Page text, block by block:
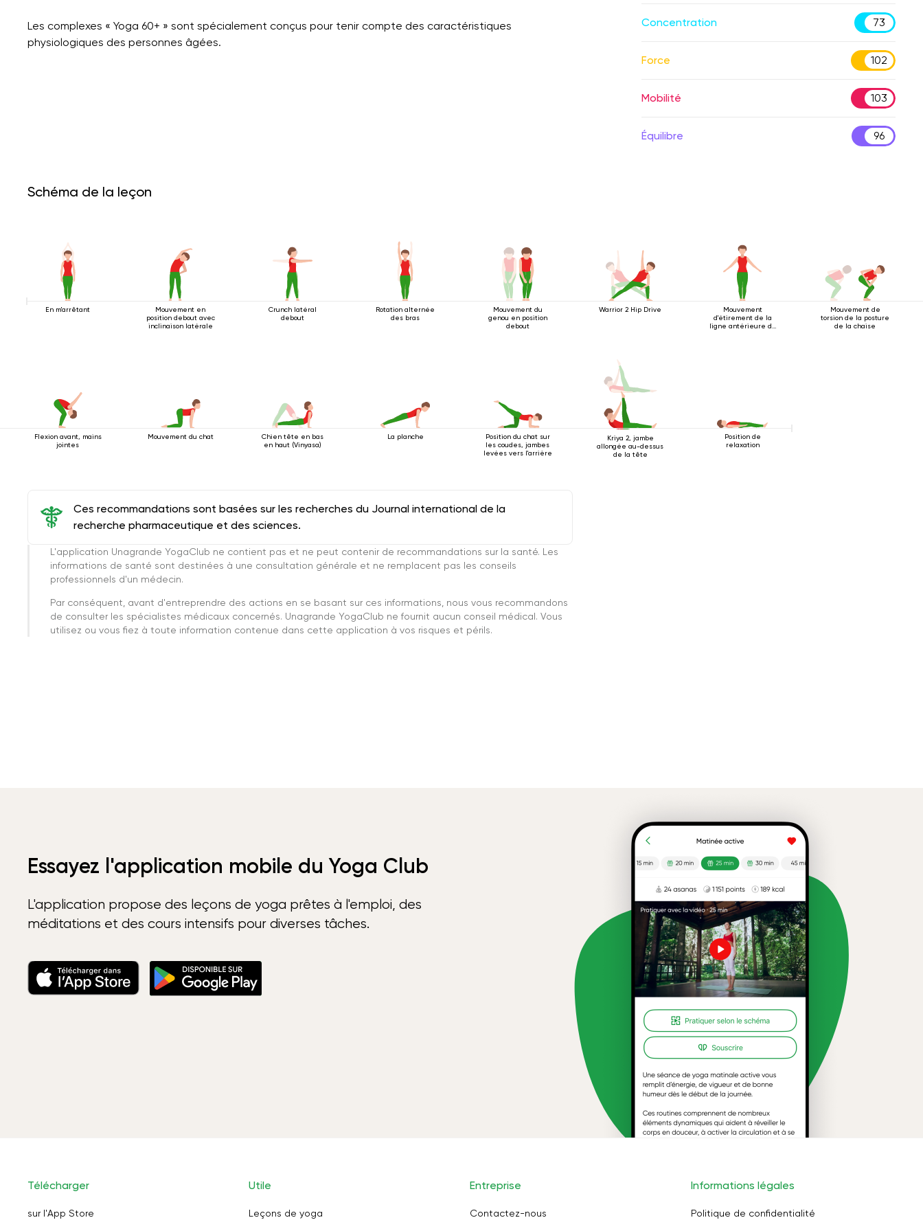
Les complexes « Yoga 60+ » sont spécialement conçus pour tenir compte des caractéristiques
physiologiques des personnes âgées.
Concentration 73
Force 102
Mobilité 103
Équilibre 96
Schéma de la leçon
En m'arrêtant
Mouvement en
position debout avec
inclinaison latérale
Crunch latéral
debout
Rotation alternée
des bras
Mouvement du
genou en position
debout
Warrior 2 Hip Drive
Mouvement
d'étirement de la
ligne antérieure du
Mouvement de
torsion de la posture
de la chaise
Flexion avant, mains
jointes
Mouvement du chat
Chien tête en bas
en haut (Vinyasa)
La planche
Position du chat sur
les coudes, jambes
levées vers l'arrière
Kriya 2, jambe
allongée au-dessus
de la tête
Position de
relaxation
Ces recommandations sont basées sur les recherches du Journal international de la
recherche pharmaceutique et des sciences.
L'application Unagrande YogaClub ne contient pas et ne peut contenir de recommandations sur la santé. Les
informations de santé sont destinées à une consultation générale et ne remplacent pas les conseils
professionnels d'un médecin.
Par conséquent, avant d'entreprendre des actions en se basant sur ces informations, nous vous recommandons
de consulter les spécialistes médicaux concernés. Unagrande YogaClub ne fournit aucun conseil médical. Vous
utilisez ou vous fiez à toute information contenue dans cette application à vos risques et périls.
Essayez l'application mobile du Yoga Club
L'application propose des leçons de yoga prêtes à l'emploi, des
méditations et des cours intensifs pour diverses tâches.
Télécharger
sur l'App Store
Utile
Leçons de yoga
Entreprise
Contactez-nous
Informations légales
Politique de confidentialité